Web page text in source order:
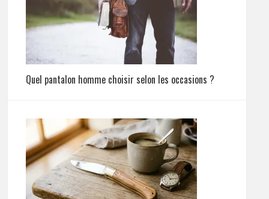
Quel pantalon homme choisir selon les occasions ?